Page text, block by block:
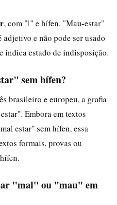
, com "l" e hífen. "Mau-estar"
e não pode ser usado
indica estado de indisposição.
sem hífen?
brasileiro e europeu, a grafia
Embora em textos
estar" sem hífen, essa
formais, provas ou
"mal" ou "mau" em